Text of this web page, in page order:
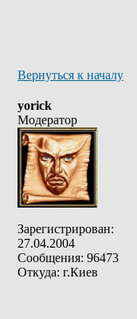
Вернуться к началу
yorick
Модератор
Зарегистрирован:
27.04.2004
Сообщения: 96473
Откуда: г.Киев